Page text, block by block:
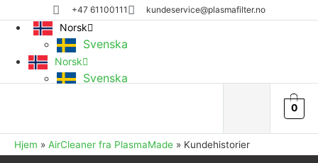
+47 61100111 kundeservice@plasmafilter.no
Norsk
Svenska
Norsk
Svenska
0
Hjem » AirCleaner fra PlasmaMade » Kundehistorier